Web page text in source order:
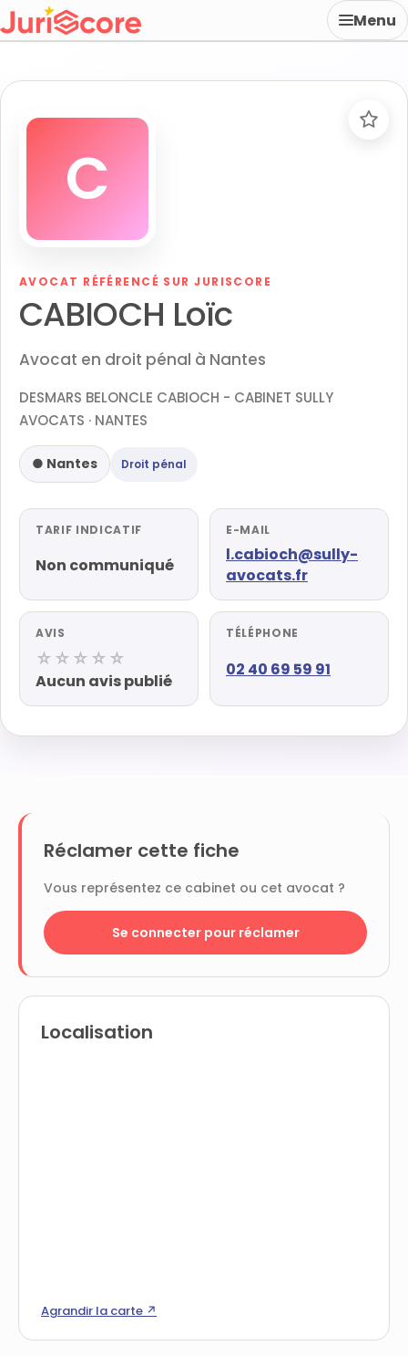
Menu
C
AVOCAT RÉFÉRENCÉ SUR JURISCORE
CABIOCH Loïc
Avocat en droit pénal à Nantes
DESMARS BELONCLE CABIOCH - CABINET SULLY
AVOCATS · NANTES
● Nantes Droit pénal
TARIF INDICATIF
Non communiqué
E-MAIL
l.cabioch@sully-
avocats.fr
AVIS
☆☆☆☆☆
Aucun avis publié
TÉLÉPHONE
02 40 69 59 91
Réclamer cette fiche
Vous représentez ce cabinet ou cet avocat ?
Se connecter pour réclamer
Localisation
Agrandir la carte ↗